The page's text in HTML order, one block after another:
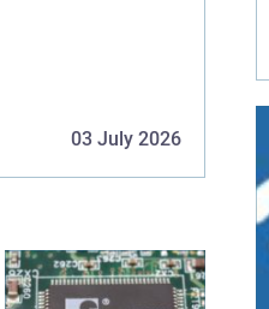
03 July 2026